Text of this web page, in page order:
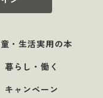
・生活実用の本
暮らし・働く
キャンペーン